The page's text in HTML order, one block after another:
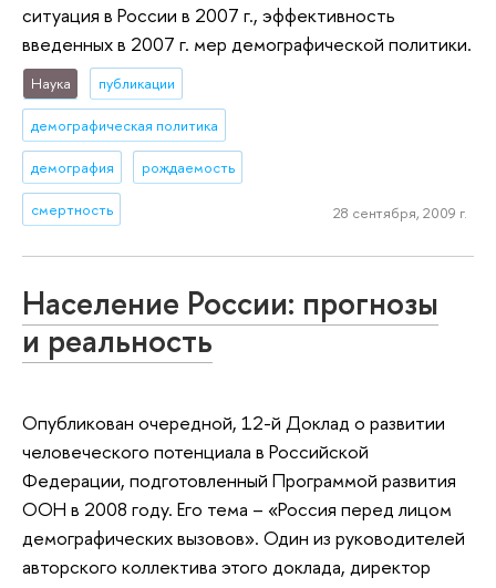
ситуация в России в 2007 г., эффективность
введенных в 2007 г. мер демографической политики.
Наука публикации
демографическая политика
демография рождаемость
смертность 28 сентября, 2009 г.
Население России: прогнозы
и реальность
Опубликован очередной, 12-й Доклад о развитии
человеческого потенциала в Российской
Федерации, подготовленный Программой развития
ООН в 2008 году. Его тема – «Россия перед лицом
демографических вызовов». Один из руководителей
авторского коллектива этого доклада, директор